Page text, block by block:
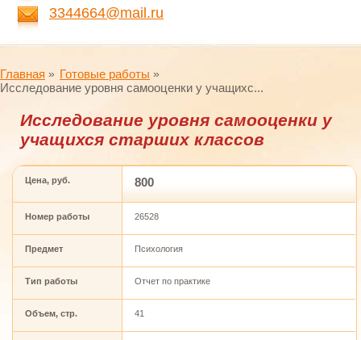
3344664@mail.ru
Главная
Готовые работы
Исследование уровня самооценки у учащихс...
Исследование уровня самооценки у
учащихся старших классов
Цена, руб. 800
Номер работы 26528
Предмет Психология
Тип работы Отчет по практике
Объем, стр. 41